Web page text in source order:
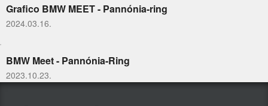
Grafico BMW MEET - Pannónia-ring
2024.03.16.
BMW Meet - Pannónia-Ring
2023.10.23.